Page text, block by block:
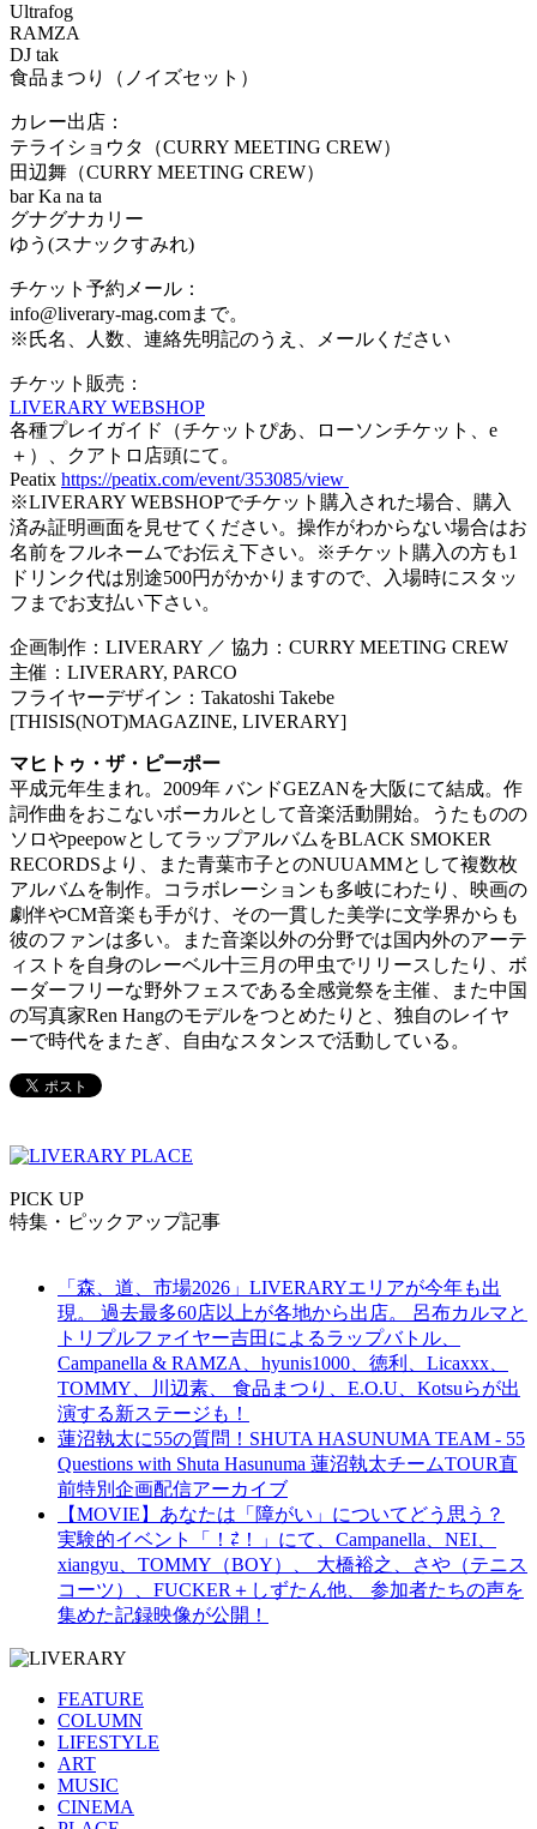
Ultrafog
RAMZA
DJ tak
食品まつり（ノイズセット）
カレー出店：
テライショウタ（CURRY MEETING CREW）
田辺舞（CURRY MEETING CREW）
bar Ka na ta
グナグナカリー
ゆう(スナックすみれ)
チケット予約メール：
info@liverary-mag.comまで。
※氏名、人数、連絡先明記のうえ、メールください
チケット販売：
LIVERARY WEBSHOP
各種プレイガイド（チケットぴあ、ローソンチケット、e
＋）、クアトロ店頭にて。
Peatix https://peatix.com/event/353085/view
※LIVERARY WEBSHOPでチケット購入された場合、購入
済み証明画面を見せてください。操作がわからない場合はお
名前をフルネームでお伝え下さい。※チケット購入の方も1
ドリンク代は別途500円がかかりますので、入場時にスタッ
フまでお支払い下さい。
企画制作：LIVERARY ／ 協力：CURRY MEETING CREW
主催：LIVERARY, PARCO
フライヤーデザイン：Takatoshi Takebe
[THISIS(NOT)MAGAZINE, LIVERARY]
マヒトゥ・ザ・ピーポー
平成元年生まれ。2009年 バンドGEZANを大阪にて結成。作
詞作曲をおこないボーカルとして音楽活動開始。うたものの
ソロやpeepowとしてラップアルバムをBLACK SMOKER
RECORDSより、また青葉市子とのNUUAMMとして複数枚
アルバムを制作。コラボレーションも多岐にわたり、映画の
劇伴やCM音楽も手がけ、その一貫した美学に文学界からも
彼のファンは多い。また音楽以外の分野では国内外のアーテ
ィストを自身のレーベル十三月の甲虫でリリースしたり、ボ
ーダーフリーな野外フェスである全感覚祭を主催、また中国
の写真家Ren Hangのモデルをつとめたりと、独自のレイヤ
ーで時代をまたぎ、自由なスタンスで活動している。
PICK UP
特集・ピックアップ記事
「森、道、市場2026」LIVERARYエリアが今年も出
現。 過去最多60店以上が各地から出店。 呂布カルマと
トリプルファイヤー吉田によるラップバトル、
Campanella & RAMZA、hyunis1000、徳利、Licaxxx、
TOMMY、川辺素、 食品まつり、E.O.U、Kotsuらが出
演する新ステージも！
蓮沼執太に55の質問！SHUTA HASUNUMA TEAM - 55
Questions with Shuta Hasunuma 蓮沼執太チームTOUR直
前特別企画配信アーカイブ
【MOVIE】あなたは「障がい」についてどう思う？
実験的イベント「！⇄！」にて、Campanella、NEI、
xiangyu、TOMMY（BOY）、 大橋裕之、さや（テニス
コーツ）、FUCKER＋しずたん他、 参加者たちの声を
集めた記録映像が公開！
FEATURE
COLUMN
LIFESTYLE
ART
MUSIC
CINEMA